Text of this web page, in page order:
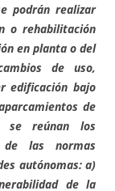
podrán realizar
o rehabilitación
en planta o del
de uso,
edificación bajo
de
se reúnan los
las normas
autónomas: a)
de la